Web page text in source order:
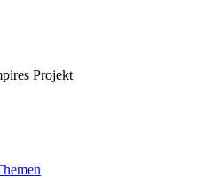
Projekt